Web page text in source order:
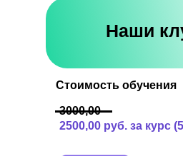
Наши
Стоимость обучения
3000,00
2500,00 руб. за курс